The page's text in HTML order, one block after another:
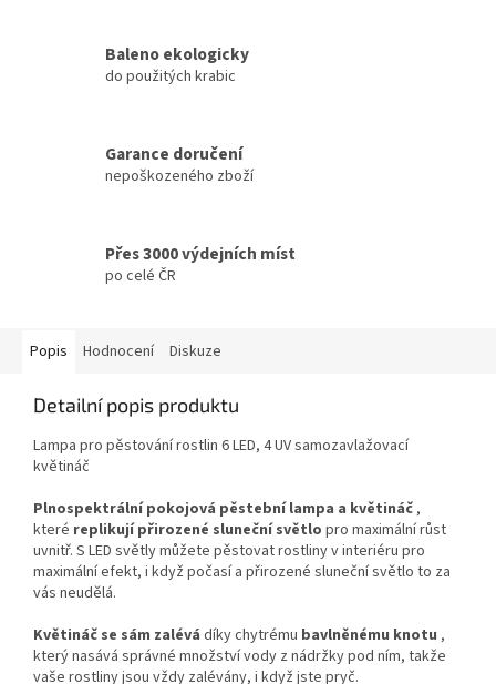
Baleno ekologicky
do použitých krabic
Garance doručení
nepoškozeného zboží
Přes 3000 výdejních míst
po celé ČR
Popis Hodnocení Diskuze
Detailní popis produktu
Lampa pro pěstování rostlin 6 LED, 4 UV samozavlažovací
květináč
Plnospektrální pokojová pěstební lampa a květináč,
které replikují přirozené sluneční světlo pro maximální růst
uvnitř. S LED světly můžete pěstovat rostliny v interiéru pro
maximální efekt, i když počasí a přirozené sluneční světlo to za
vás neudělá.
Květináč se sám zalévá díky chytrému bavlněnému knotu ,
který nasává správné množství vody z nádržky pod ním, takže
vaše rostliny jsou vždy zalévány, i když jste pryč.